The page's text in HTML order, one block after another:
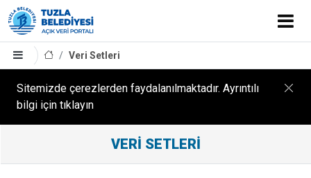
Veri Setleri
Sitemizde çerezlerden faydalanılmaktadır. Ayrıntılı
bilgi için tıklayın
Sonuçları
VERI SETLERI